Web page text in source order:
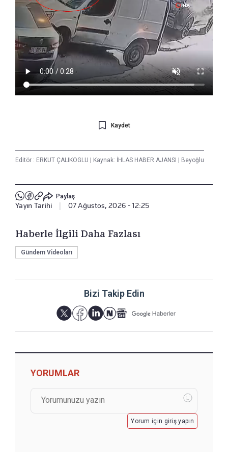
Kaydet
Editör : ERKUT ÇALIKOGLU | Kaynak: İHLAS HABER AJANSI | Beyoğlu
Paylaş
Yayın Tarihi 07 Ağustos, 2026 - 12:25
Haberle İlgili Daha Fazlası
Gündem Videoları
Bizi Takip Edin
YORUMLAR
Yorum için giriş yapın